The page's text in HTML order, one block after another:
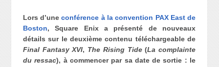
Lors d’uneconférence à la convention PAX East de
Boston, Square Enix a présenté de nouveaux
détails sur le deuxième contenu téléchargeable de
Final Fantasy XVI, The Rising Tide(La complainte
du ressac), à commencer par sa date de sortie : le